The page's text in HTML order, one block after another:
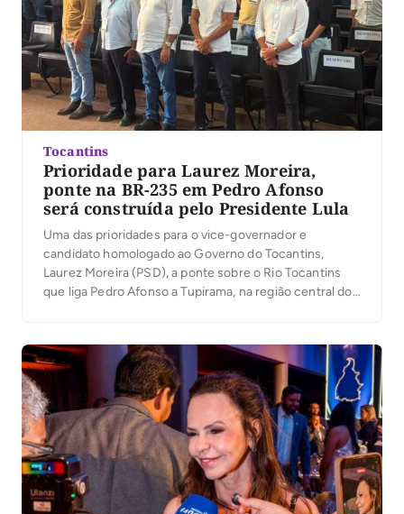
Tocantins
Prioridade para Laurez Moreira,
ponte na BR-235 em Pedro Afonso
será construída pelo Presidente Lula
Uma das prioridades para o vice-governador e
candidato homologado ao Governo do Tocantins,
Laurez Moreira (PSD), a ponte sobre o Rio Tocantins
que liga Pedro Afonso a Tupirama, na região central do
importância da construção da ponte […]